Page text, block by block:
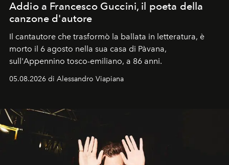
Addio a Francesco Guccini, il poeta della
canzone d'autore
Il cantautore che trasformò la ballata in letteratura, è
morto il 6 agosto nella sua casa di Pàvana,
sull'Appennino tosco-emiliano, a 86 anni.
05.08.2026 di Alessandro Viapiana